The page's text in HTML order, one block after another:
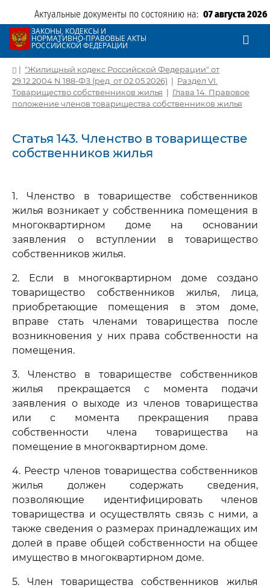
Актуальные документы по состоянию на: 07 августа 2026
ЗАКОНЫ, КОДЕКСЫ И
НОРМАТИВНО-ПРАВОВЫЕ АКТЫ
РОССИЙСКОЙ ФЕДЕРАЦИИ
| "Жилищный кодекс Российской Федерации" от
29.12.2004 N 188-ФЗ (ред. от 02.05.2026) | Раздел VI.
Товарищество собственников жилья | Глава 14. Правовое
положение членов товарищества собственников жилья
Статья 143. Членство в товариществе
собственников жилья
1. Членство в товариществе собственников
жилья возникает у собственника помещения в
многоквартирном доме на основании
заявления о вступлении в товарищество
собственников жилья.
2. Если в многоквартирном доме создано
товарищество собственников жилья, лица,
приобретающие помещения в этом доме,
вправе стать членами товарищества после
возникновения у них права собственности на
помещения.
3. Членство в товариществе собственников
жилья прекращается с момента подачи
заявления о выходе из членов товарищества
или с момента прекращения права
собственности члена товарищества на
помещение в многоквартирном доме.
4. Реестр членов товарищества собственников
жилья должен содержать сведения,
позволяющие идентифицировать членов
товарищества и осуществлять связь с ними, а
также сведения о размерах принадлежащих им
долей в праве общей собственности на общее
имущество в многоквартирном доме.
5. Член товарищества собственников жилья